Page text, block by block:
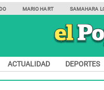
MARIO HART SAMAHARA
ACTUALIDAD DEPORTES